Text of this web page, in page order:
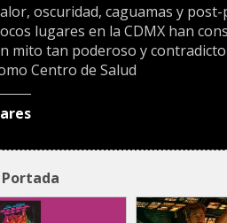
oscuridad, caguamas y post-
lugares en la CDMX han
mito tan poderoso y
Centro de Salud
Portada